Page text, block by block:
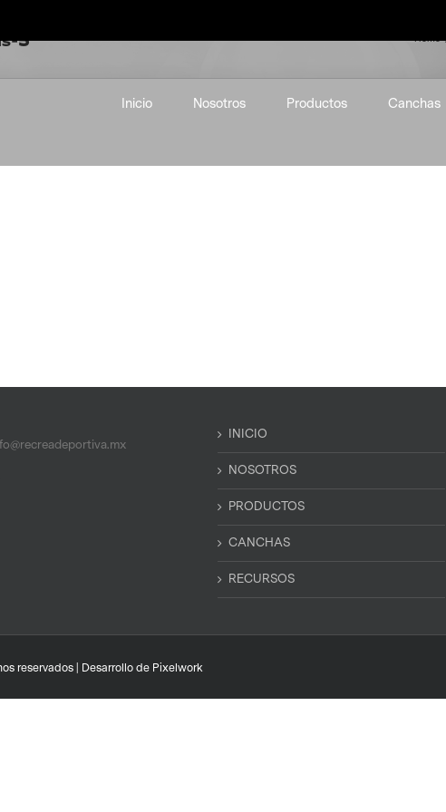
Inicio Nosotros Productos Canchas
5 Home
INICIO
NOSOTROS
PRODUCTOS
CANCHAS
RECURSOS
reservados | Desarrollo de Pixelwork